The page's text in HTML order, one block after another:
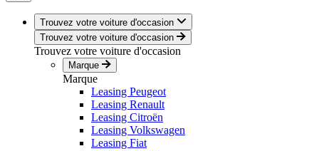
Trouvez votre voiture d'occasion
Trouvez votre voiture d'occasion
Trouvez votre voiture d'occasion
Marque
Marque
Leasing Peugeot
Leasing Renault
Leasing Citroën
Leasing Volkswagen
Leasing Fiat